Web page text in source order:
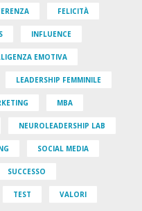
FELICITÀ
INFLUENCE
EMOTIVA
LEADERSHIP FEMMINILE
MBA
NEUROLEADERSHIP LAB
SOCIAL MEDIA
SUCCESSO
TEST VALORI